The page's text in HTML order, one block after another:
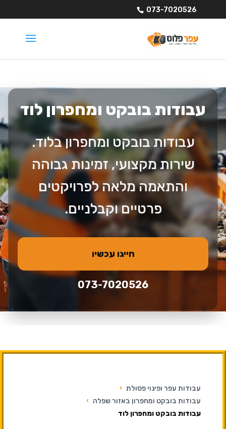
073-7020526
עבודות בובקט ומחפרון לוד
עבודות בובקט ומחפרון בלוד.
שירות מקצועי, זמינות גבוהה
והתאמה מלאה לפרויקטים
פרטיים וקבלניים.
חייגו עכשיו
073-7020526
עבודות עפר ופינוי פסולת ›
עבודות בובקט ומחפרון באזור שפלה ›
עבודות בובקט ומחפרון לוד